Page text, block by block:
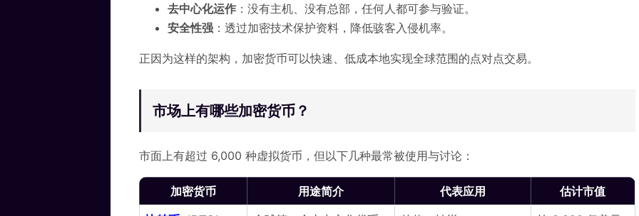
去中心化运作：没有主机、没有总部，任何人都可参与验证。
安全性强：透过加密技术保护资料，降低骇客入侵机率。
正因为这样的架构，加密货币可以快速、低成本地实现全球范围的点对点交易。
市场上有哪些加密货币？
市面上有超过 6,000 种虚拟货币，但以下几种最常被使用与讨论：
加密货币 用途简介 代表应用
估计市值